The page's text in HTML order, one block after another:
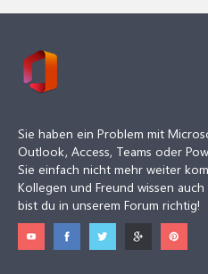
Sie haben ein Problem mit
Outlook, Access, Teams oder
Sie einfach nicht mehr weiter
Kollegen und Freund wissen auch
bist du in unserem Forum richtig!